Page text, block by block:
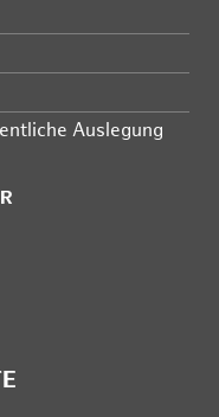
Auslegung